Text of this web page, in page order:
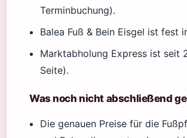
Terminbuchung).
Balea Fuß & Bein Eisgel ist fest
Marktabholung Express ist
Seite).
Was noch nicht abschließend
Die genauen Preise für die